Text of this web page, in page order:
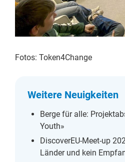
Fotos: Token4Change
Weitere Neuigkeiten
Berge für alle:
Youth»
DiscoverEU-Meet-up
Länder und kein